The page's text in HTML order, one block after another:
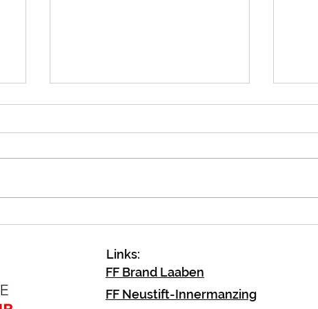
Verkehrsunfall
Links:
FF Brand Laaben
FF Neustift-Innermanzing